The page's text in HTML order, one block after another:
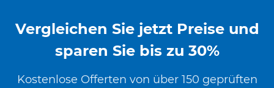
Vergleichen Sie jetzt Preise und
sparen Sie bis zu 30%
Kostenlose Offerten von über 150 geprüften